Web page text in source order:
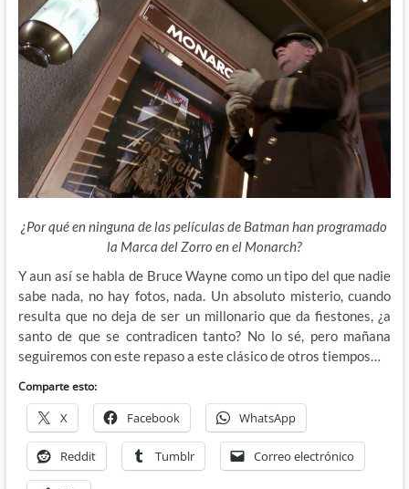
¿Por qué en ninguna de las películas de Batman han programado
la Marca del Zorro en el Monarch?
Y aun así se habla de Bruce Wayne como un tipo del que nadie
sabe nada, no hay fotos, nada. Un absoluto misterio, cuando
resulta que no deja de ser un millonario que da fiestones, ¿a
santo de que se contradicen tanto? No lo sé, pero mañana
seguiremos con este repaso a este clásico de otros tiempos…
Comparte esto:
X Facebook WhatsApp
Reddit Tumblr Correo electrónico